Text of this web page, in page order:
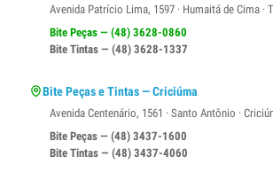
Avenida Patrício Lima, 1597 · Humaitá de Cima ·
Bite Peças — (48) 3628-0860
Bite Tintas — (48) 3628-1337
Bite Peças e Tintas — Criciúma
Avenida Centenário, 1561 · Santo Antônio ·
Bite Peças — (48) 3437-1600
Bite Tintas — (48) 3437-4060